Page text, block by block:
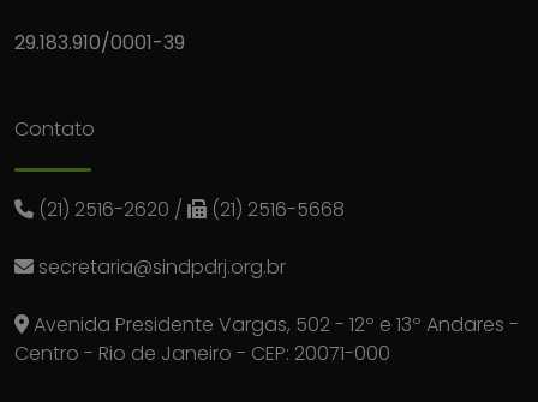
29.183.910/0001-39
Contato
(21) 2516-2620 / (21) 2516-5668
secretaria@sindpdrj.org.br
Avenida Presidente Vargas, 502 - 12º e 13º Andares -
Centro - Rio de Janeiro - CEP: 20071-000